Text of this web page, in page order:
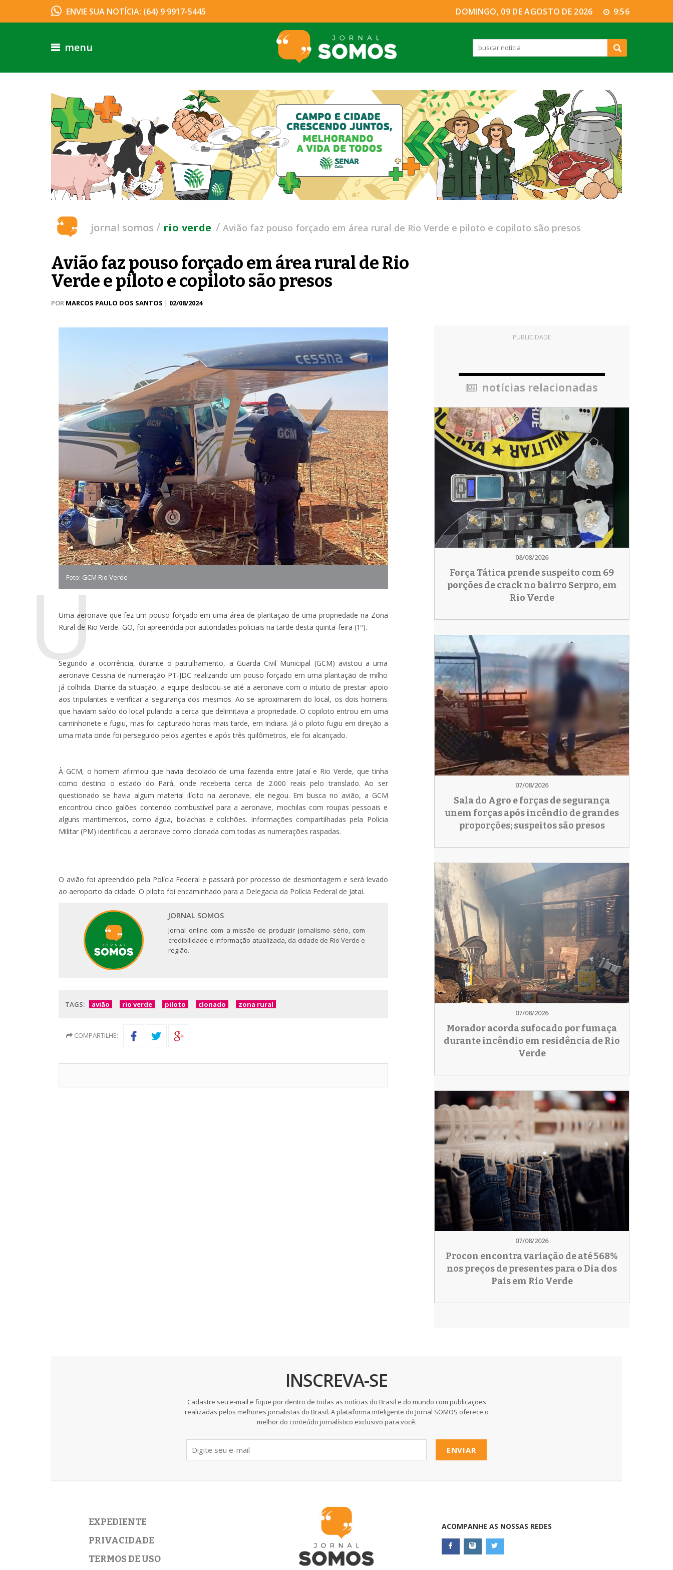
ENVIE SUA NOTÍCIA: (64) 9 9917-5445 DOMINGO, 09 DE AGOSTO DE 2026 9:56
menu
jornal somos / rio verde / Avião faz pouso forçado em área rural de Rio Verde e piloto e copiloto são presos
Avião faz pouso forçado em área rural de Rio
Verde e piloto e copiloto são presos
POR MARCOS PAULO DOS SANTOS | 02/08/2024
Foto: GCM Rio Verde
U
Uma aeronave que fez um pouso forçado em uma área de plantação de uma propriedade na Zona
Rural de Rio Verde–GO, foi apreendida por autoridades policiais na tarde desta quinta-feira (1º).
Segundo a ocorrência, durante o patrulhamento, a Guarda Civil Municipal (GCM) avistou a uma
aeronave Cessna de numeração PT-JDC realizando um pouso forçado em uma plantação de milho
já colhida. Diante da situação, a equipe deslocou-se até a aeronave com o intuito de prestar apoio
aos tripulantes e verificar a segurança dos mesmos. Ao se aproximarem do local, os dois homens
que haviam saído do local pulando a cerca que delimitava a propriedade. O copiloto entrou em uma
caminhonete e fugiu, mas foi capturado horas mais tarde, em Indiara. Já o piloto fugiu em direção a
uma mata onde foi perseguido pelos agentes e após três quilômetros, ele foi alcançado.
À GCM, o homem afirmou que havia decolado de uma fazenda entre Jataí e Rio Verde, que tinha
como destino o estado do Pará, onde receberia cerca de 2.000 reais pelo translado. Ao ser
questionado se havia algum material ilícito na aeronave, ele negou. Em busca no avião, a GCM
encontrou cinco galões contendo combustível para a aeronave, mochilas com roupas pessoais e
alguns mantimentos, como água, bolachas e colchões. Informações compartilhadas pela Polícia
Militar (PM) identificou a aeronave como clonada com todas as numerações raspadas.
O avião foi apreendido pela Polícia Federal e passará por processo de desmontagem e será levado
ao aeroporto da cidade. O piloto foi encaminhado para a Delegacia da Polícia Federal de Jataí.
JORNAL SOMOS
Jornal online com a missão de produzir jornalismo sério, com
credibilidade e informação atualizada, da cidade de Rio Verde e
região.
TAGS: avião rio verde piloto clonado zona rural
COMPARTILHE:
PUBLICIDADE
notícias relacionadas
08/08/2026
Força Tática prende suspeito com 69
porções de crack no bairro Serpro, em
Rio Verde
07/08/2026
Sala do Agro e forças de segurança
unem forças após incêndio de grandes
proporções; suspeitos são presos
07/08/2026
Morador acorda sufocado por fumaça
durante incêndio em residência de Rio
Verde
07/08/2026
Procon encontra variação de até 568%
nos preços de presentes para o Dia dos
Pais em Rio Verde
INSCREVA-SE
Cadastre seu e-mail e fique por dentro de todas as notícias do Brasil e do mundo com publicações
realizadas pelos melhores jornalistas do Brasil. A plataforma inteligente do Jornal SOMOS oferece o
melhor do conteúdo jornalístico exclusivo para você.
ENVIAR
EXPEDIENTE
PRIVACIDADE
TERMOS DE USO
ACOMPANHE AS NOSSAS REDES